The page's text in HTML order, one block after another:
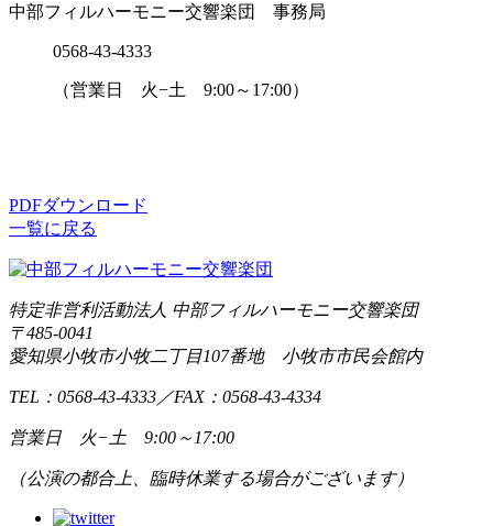
中部フィルハーモニー交響楽団 事務局
0568-43-4333
（営業日 火−土 9:00～17:00）
PDFダウンロード
一覧に戻る
特定非営利活動法人 中部フィルハーモニー交響楽団
〒485-0041
愛知県小牧市小牧二丁目107番地 小牧市市民会館内
TEL：0568-43-4333 ／FAX：0568-43-4334
営業日 火−土 9:00～17:00
（公演の都合上、臨時休業する場合がございます）